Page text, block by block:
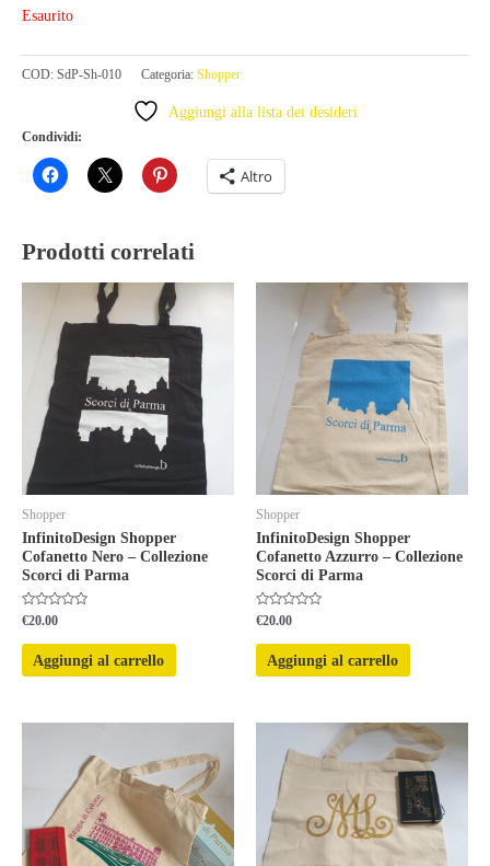
Esaurito
COD: SdP-Sh-010 Categoria: Shopper
Aggiungi alla lista dei desideri
Condividi:
Altro
Prodotti correlati
Shopper
InfinitoDesign Shopper
Cofanetto Nero – Collezione
Scorci di Parma
Valutato
0
su
€20.00
Aggiungi al carrello
Shopper
InfinitoDesign Shopper
Cofanetto Azzurro – Collezione
Scorci di Parma
Valutato
0
su
€20.00
Aggiungi al carrello